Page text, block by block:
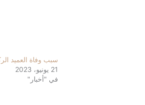
سبب وفاة العميد
21 يونيو، 2023
في "أخبار"